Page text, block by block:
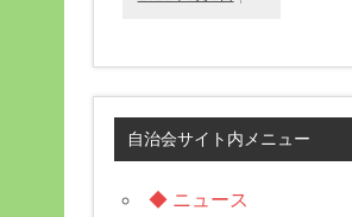
自治会サイト内メニュー
◆ ニュース